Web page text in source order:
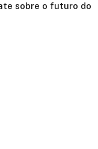
sobre o futuro do